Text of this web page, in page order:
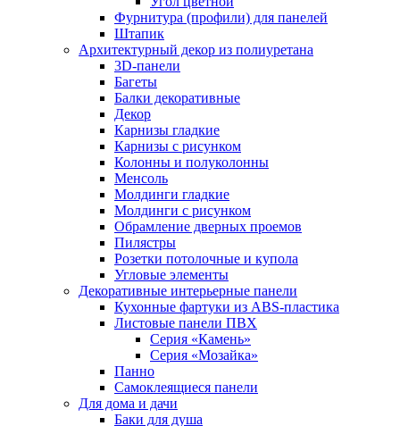
Фурнитура (профили) для панелей
Штапик
Архитектурный декор из полиуретана
3D-панели
Багеты
Балки декоративные
Декор
Карнизы гладкие
Карнизы с рисунком
Колонны и полуколонны
Менсоль
Молдинги гладкие
Молдинги с рисунком
Обрамление дверных проемов
Пилястры
Розетки потолочные и купола
Угловые элементы
Декоративные интерьерные панели
Кухонные фартуки из ABS-пластика
Листовые панели ПВХ
Серия «Камень»
Серия «Мозайка»
Панно
Самоклеящиеся панели
Для дома и дачи
Баки для душа